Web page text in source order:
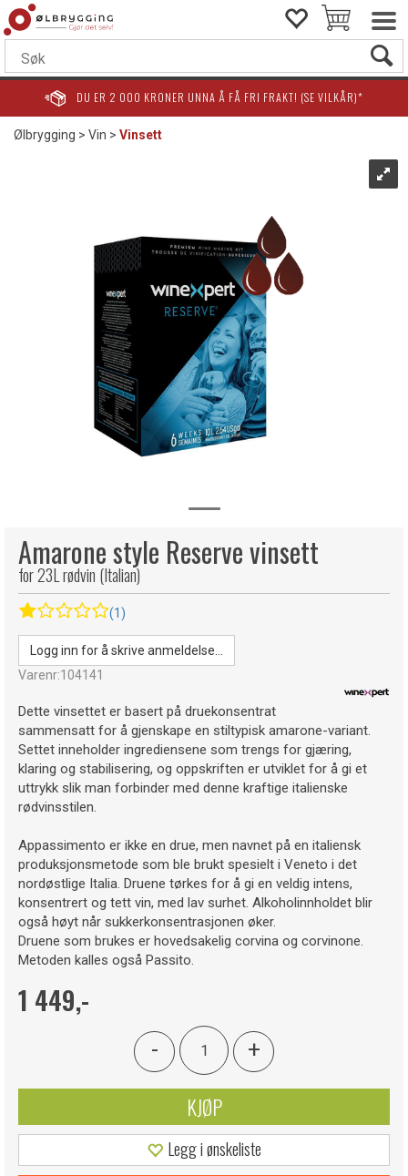
DU ER 2 000 KRONER UNNA Å FÅ FRI FRAKT! (SE VILKÅR)*
Ølbrygging>Vin>Vinsett
Amarone style Reserve vinsett
for 23L rødvin (Italian)
(1)
Logg inn for å skrive anmeldelse...
Varenr:104141
Dette vinsettet er basert på druekonsentrat
sammensatt for å gjenskape en stiltypisk amarone-variant.
Settet inneholder ingrediensene som trengs for gjæring,
klaring og stabilisering, og oppskriften er utviklet for å gi et
uttrykk slik man forbinder med denne kraftige italienske
rødvinsstilen.
Appassimento er ikke en drue, men navnet på en italiensk
produksjonsmetode som ble brukt spesielt i Veneto i det
nordøstlige Italia. Druene tørkes for å gi en veldig intens,
konsentrert og tett vin, med lav surhet. Alkoholinnholdet blir
også høyt når sukkerkonsentrasjonen øker.
Druene som brukes er hovedsakelig corvina og corvinone.
Metoden kalles også Passito.
1 449,-
- +
KJØP
Legg i ønskeliste